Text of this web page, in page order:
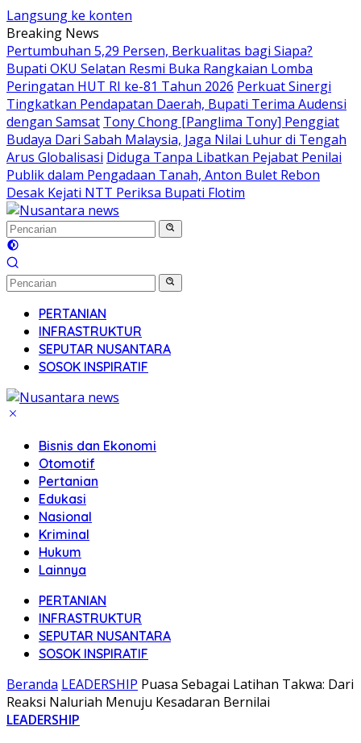
Langsung ke konten
Breaking News
Pertumbuhan 5,29 Persen, Berkualitas bagi Siapa?
Bupati OKU Selatan Resmi Buka Rangkaian Lomba
Peringatan HUT RI ke-81 Tahun 2026 Perkuat Sinergi
Tingkatkan Pendapatan Daerah, Bupati Terima Audensi
dengan Samsat Tony Chong [Panglima Tony] Penggiat
Budaya Dari Sabah Malaysia, Jaga Nilai Luhur di Tengah
Arus Globalisasi Diduga Tanpa Libatkan Pejabat Penilai
Publik dalam Pengadaan Tanah, Anton Bulet Rebon
Desak Kejati NTT Periksa Bupati Flotim
PERTANIAN
INFRASTRUKTUR
SEPUTAR NUSANTARA
SOSOK INSPIRATIF
Bisnis dan Ekonomi
Otomotif
Pertanian
Edukasi
Nasional
Kriminal
Hukum
Lainnya
PERTANIAN
INFRASTRUKTUR
SEPUTAR NUSANTARA
SOSOK INSPIRATIF
Beranda LEADERSHIP Puasa Sebagai Latihan Takwa: Dari
Reaksi Naluriah Menuju Kesadaran Bernilai
LEADERSHIP